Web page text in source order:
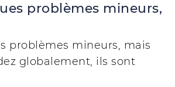
problèmes mineurs,
problèmes mineurs, mais
globalement, ils sont